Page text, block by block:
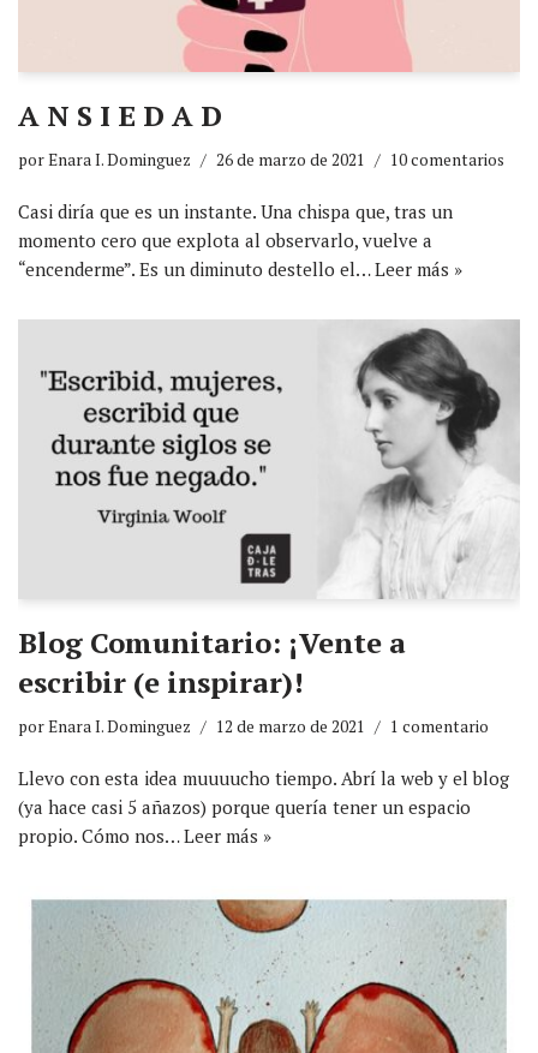
A N S I E D A D
porEnara I. Dominguez 26 de marzo de 2021 10 comentarios
Casi diría que es un instante. Una chispa que, tras un
momento cero que explota al observarlo, vuelve a
“encenderme”. Es un diminuto destello el…Leer más »
Blog Comunitario: ¡Vente a
escribir (e inspirar)!
porEnara I. Dominguez 12 de marzo de 2021 1 comentario
Llevo con esta idea muuuucho tiempo. Abrí la web y el blog
(ya hace casi 5 añazos) porque quería tener un espacio
propio. Cómo nos…Leer más »